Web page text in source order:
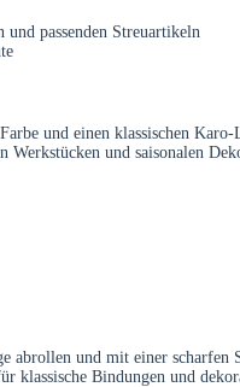
passenden Streuartikeln
und einen klassischen
Werkstücken und saisonalen
und mit einer scharfen
klassische Bindungen und